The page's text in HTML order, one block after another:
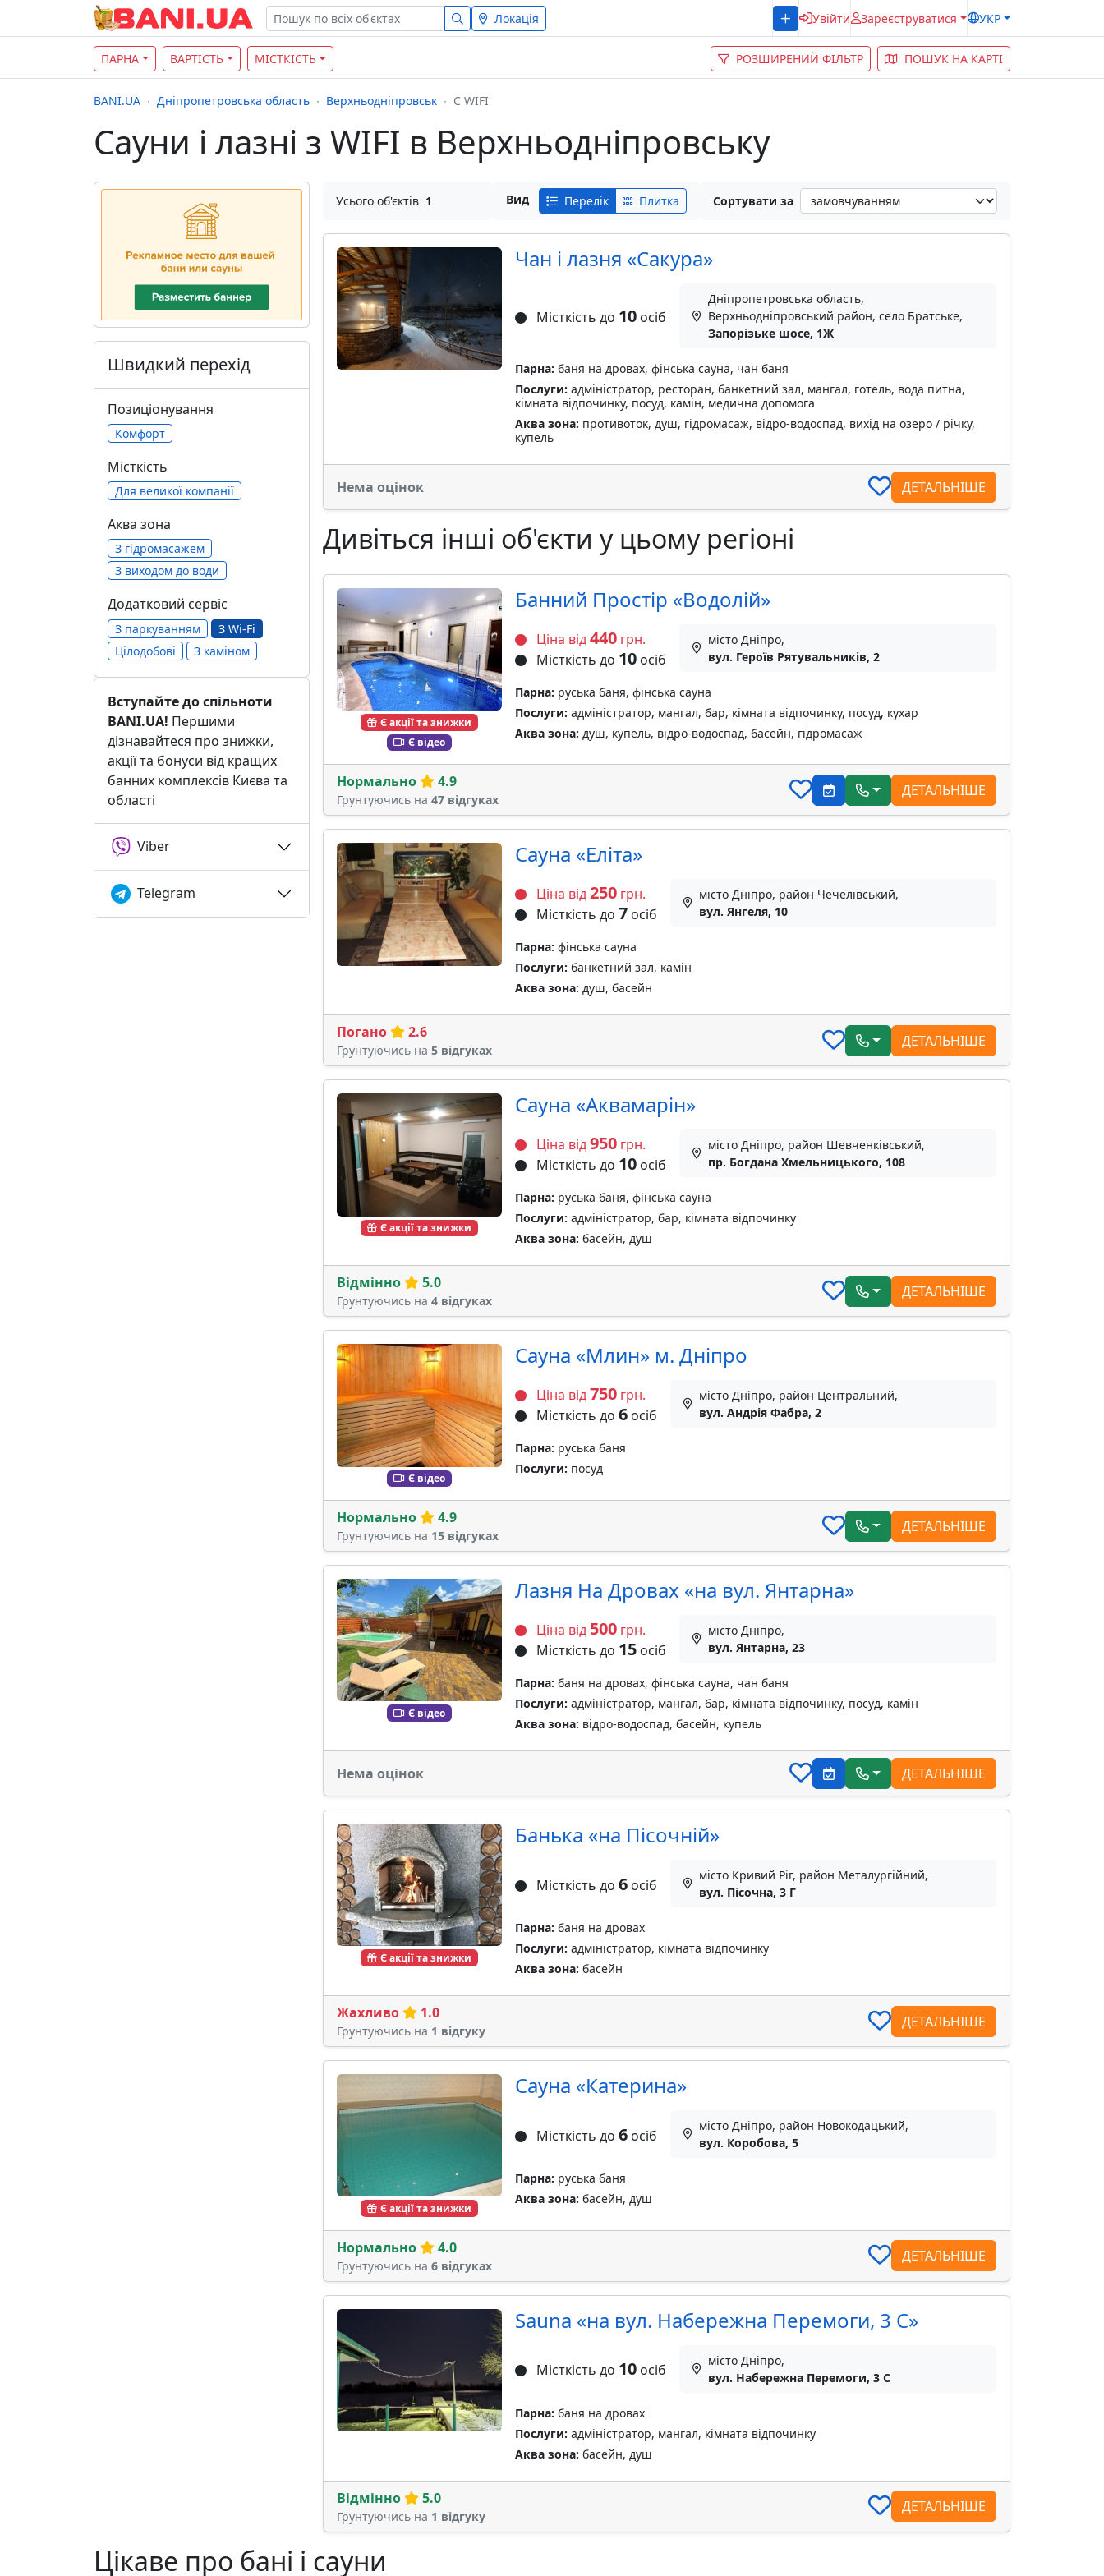
Локація Увійти Зареєструватися УКР
ПАРНА ВАРТІСТЬ МІСТКІСТЬ РОЗШИРЕНИЙ ФІЛЬТР ПОШУК НА КАРТІ
BANI.UA Дніпропетровська область Верхньодніпровськ С WIFI
Сауни і лазні з WIFI в Верхньодніпровську
Усього об'єктів 1 Вид Перелік Плитка Сортувати за
Чан і лазня «Сакура»
Місткість до 10осіб
Дніпропетровська область,
Верхньодніпровський район, село Братське,
Запорізьке шосе, 1Ж
Парна: баня на дровах, фінська сауна, чан баня
Послуги: адміністратор, ресторан, банкетний зал, мангал, готель, вода питна,
кімната відпочинку, посуд, камін, медична допомога
Аква зона: противоток, душ, гідромасаж, відро-водоспад, вихід на озеро / річку,
купель
Нема оцінок ДЕТАЛЬНІШЕ
Дивіться інші об'єкти у цьому регіоні
Є акції та знижки
Є відео
Банний Простір «Водолій»
Ціна від440грн.
Місткість до 10осіб
місто Дніпро,
вул. Героїв Рятувальників, 2
Парна: руська баня, фінська сауна
Послуги: адміністратор, мангал, бар, кімната відпочинку, посуд, кухар
Аква зона: душ, купель, відро-водоспад, басейн, гідромасаж
Нормально 4.9
Грунтуючись на 47 відгуках
ДЕТАЛЬНІШЕ
Сауна «Еліта»
Ціна від250грн.
Місткість до 7осіб
місто Дніпро, район Чечелівський,
вул. Янгеля, 10
Парна: фінська сауна
Послуги: банкетний зал, камін
Аква зона: душ, басейн
Погано 2.6
Грунтуючись на 5 відгуках
ДЕТАЛЬНІШЕ
Є акції та знижки
Сауна «Аквамарін»
Ціна від950грн.
Місткість до 10осіб
місто Дніпро, район Шевченківський,
пр. Богдана Хмельницького, 108
Парна: руська баня, фінська сауна
Послуги: адміністратор, бар, кімната відпочинку
Аква зона: басейн, душ
Відмінно 5.0
Грунтуючись на 4 відгуках
ДЕТАЛЬНІШЕ
Є відео
Сауна «Млин» м. Дніпро
Ціна від750грн.
Місткість до 6осіб
місто Дніпро, район Центральний,
вул. Андрія Фабра, 2
Парна: руська баня
Послуги: посуд
Нормально 4.9
Грунтуючись на 15 відгуках
ДЕТАЛЬНІШЕ
Є відео
Лазня На Дровах «на вул. Янтарна»
Ціна від 500грн.
Місткість до 15осіб
місто Дніпро,
вул. Янтарна, 23
Парна: баня на дровах, фінська сауна, чан баня
Послуги: адміністратор, мангал, бар, кімната відпочинку, посуд, камін
Аква зона: відро-водоспад, басейн, купель
Нема оцінок ДЕТАЛЬНІШЕ
Є акції та знижки
Банька «на Пісочній»
Місткість до 6осіб
місто Кривий Ріг, район Металургійний,
вул. Пісочна, 3 Г
Парна: баня на дровах
Послуги: адміністратор, кімната відпочинку
Аква зона: басейн
Жахливо 1.0
Грунтуючись на 1 відгуку
ДЕТАЛЬНІШЕ
Є акції та знижки
Сауна «Катерина»
Місткість до 6осіб
місто Дніпро, район Новокодацький,
вул. Коробова, 5
Парна: руська баня
Аква зона: басейн, душ
Нормально 4.0
Грунтуючись на 6 відгуках
ДЕТАЛЬНІШЕ
Sauna «на вул. Набережна Перемоги, 3 С»
Місткість до 10осіб
місто Дніпро,
вул. Набережна Перемоги, 3 С
Парна: баня на дровах
Послуги: адміністратор, мангал, кімната відпочинку
Аква зона: басейн, душ
Відмінно 5.0
Грунтуючись на 1 відгуку
ДЕТАЛЬНІШЕ
Швидкий перехід
Позиціонування
Комфорт
Місткість
Для великої компанії
Аква зона
З гідромасажем
З виходом до води
Додатковий сервіс
З паркуванням
З Wi-Fi
Цілодобові
З каміном
Вступайте до спільноти
BANI.UA! Першими
дізнавайтеся про знижки,
акції та бонуси від кращих
банних комплексів Києва та
області
Viber
Telegram
Цікаве про бані і сауни